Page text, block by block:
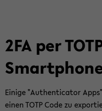
2FA per
Ei­ni­ge "Au­then­ti­ca­tor
einen TOTP Code zu